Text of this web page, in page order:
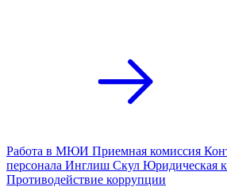
Работа в МЮИ Приемная комиссия
персонала Инглиш Скул Юридическая
Противодействие коррупции